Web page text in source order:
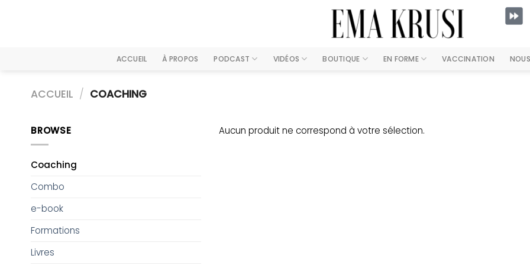
ACCUEIL À PROPOS PODCAST VIDÉOS BOUTIQUE EN FORME VACCINATION
ACCUEIL / COACHING
BROWSE
Coaching
Combo
e-book
Formations
Livres
Aucun produit ne correspond à votre sélection.